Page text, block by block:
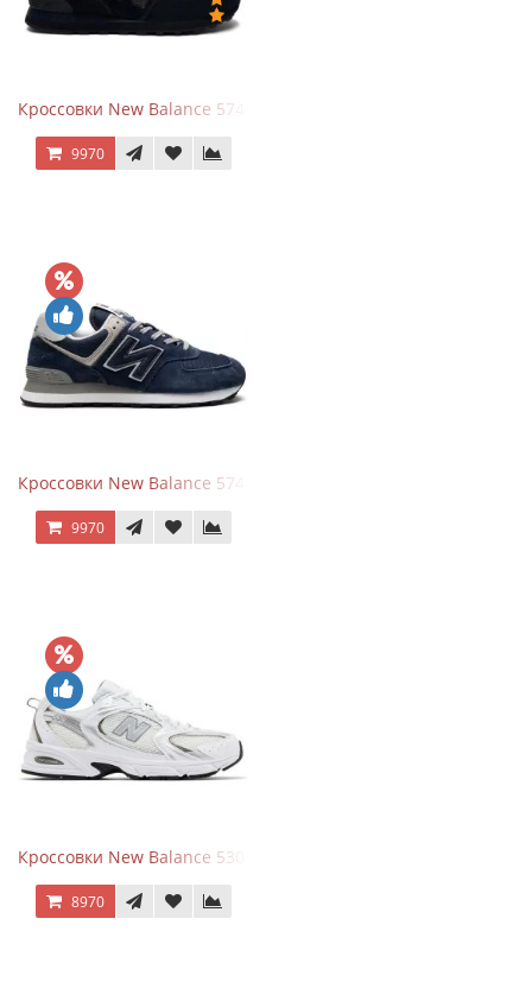
Кроссовки New Balance 574 All Black
9970
Кроссовки New Balance 574 Navy Blue Grey
9970
Кроссовки New Balance 530 White Silver Metallic
8970